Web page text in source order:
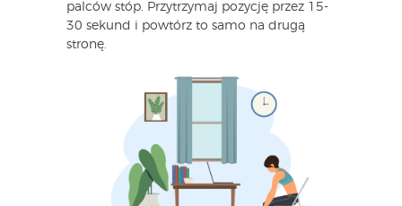
palców stóp. Przytrzymaj pozycję przez 15-
30 sekund i powtórz to samo na drugą
stronę.